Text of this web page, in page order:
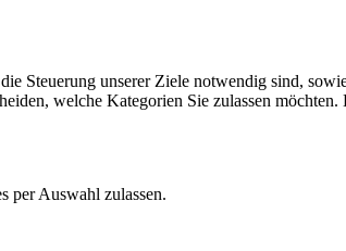
Steuerung unserer Ziele notwendig sind,
welche Kategorien Sie zulassen möchten.
per Auswahl zulassen.